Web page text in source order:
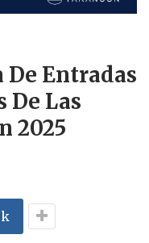
De Entradas
De Las
2025